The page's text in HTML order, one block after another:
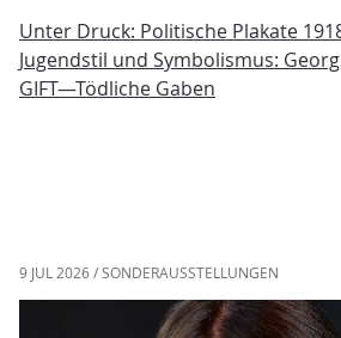
Unter Druck: Politische Plakate
Jugendstil und Symbolismus:
GIFT—Tödliche Gaben
9 JUL 2026 / SONDERAUSSTELLUNGEN